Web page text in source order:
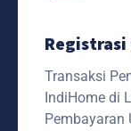
Registrasi
Transaksi
IndiHome di
Pembayaran